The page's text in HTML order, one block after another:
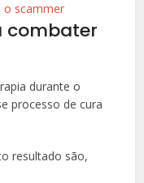
o scammer
combater
durante o
processo de cura
resultado são,